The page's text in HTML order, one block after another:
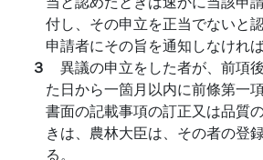
付し、その申立を正当でないと
申請者にその旨を通知しなければ
３ 異議の申立をした者が、前項
た日から一箇月以内に前條第一
書面の記載事項の訂正又は品質
きは、農林大臣は、その者の登
る。